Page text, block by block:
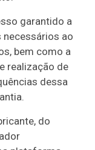
garantido a
ao
bem como a
realização de
dessa
do